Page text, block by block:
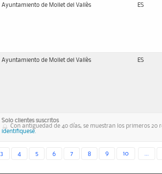
Ayuntamiento de Mollet del Vallès ES
Ayuntamiento de Mollet del Vallès ES
Solo clientes suscritos
Con antiguedad de 40 días, se muestran los primeros 20
identifiquese.
3 4 5 6 7 8 9 10